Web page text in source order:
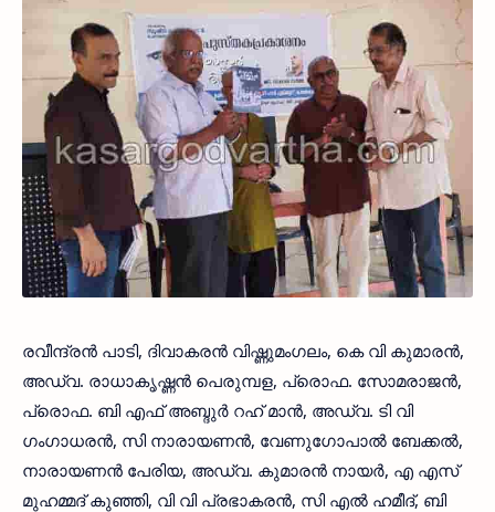
രവീന്ദ്രൻ പാടി, ദിവാകരൻ വിഷ്ണുമംഗലം, കെ വി കുമാരൻ,
അഡ്വ. രാധാകൃഷ്ണൻ പെരുമ്പള, പ്രൊഫ. സോമരാജൻ,
പ്രൊഫ. ബി എഫ് അബ്ദുർ റഹ് മാൻ, അഡ്വ. ടി വി
ഗംഗാധരൻ, സി നാരായണൻ, വേണുഗോപാൽ ബേക്കൽ,
നാരായണൻ പേരിയ, അഡ്വ. കുമാരൻ നായർ, എ എസ്
മുഹമ്മദ് കുഞ്ഞി, വി വി പ്രഭാകരൻ, സി എൽ ഹമീദ്, ബി